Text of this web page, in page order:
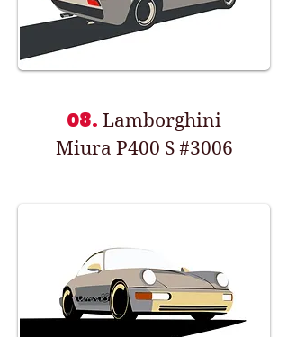
08. Lamborghini
Miura P400 S #3006